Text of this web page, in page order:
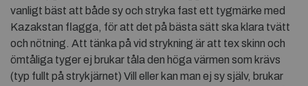
vanligt bäst att både sy och stryka fast ett tygmärke med
Kazakstan flagga, för att det på bästa sätt ska klara tvätt
och nötning. Att tänka på vid strykning är att tex skinn och
ömtåliga tyger ej brukar tåla den höga värmen som krävs
(typ fullt på strykjärnet) Vill eller kan man ej sy själv, brukar